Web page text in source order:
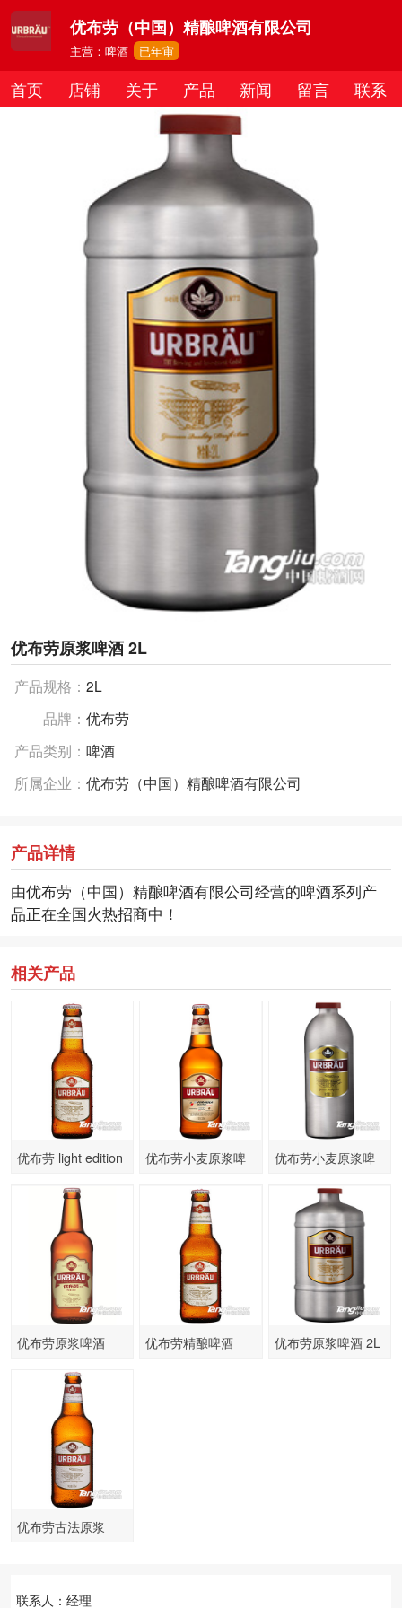
优布劳（中国）精酿啤酒有限公司
主营：啤酒 已年审
首页 店铺 关于 产品 新闻 留言 联系
优布劳原浆啤酒 2L
产品规格： 2L
品牌： 优布劳
产品类别： 啤酒
所属企业： 优布劳（中国）精酿啤酒有限公司
产品详情
由优布劳（中国）精酿啤酒有限公司经营的啤酒系列产
品正在全国火热招商中！
相关产品
优布劳 light edition
优布劳小麦原浆啤
优布劳小麦原浆啤
优布劳原浆啤酒
优布劳精酿啤酒
优布劳原浆啤酒 2L
优布劳古法原浆
联系人：经理